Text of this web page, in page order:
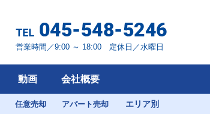
営業時間／9:00 ～ 18:00 定休日／水曜日
動画 会社概要
任意売却 アパート売却 エリア別